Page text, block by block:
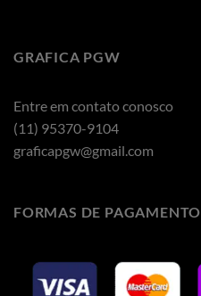
GRAFICA PGW
Entre em contato conosco
(11) 95370-9104
graficapgw@gmail.com
FORMAS DE PAGAMENTO